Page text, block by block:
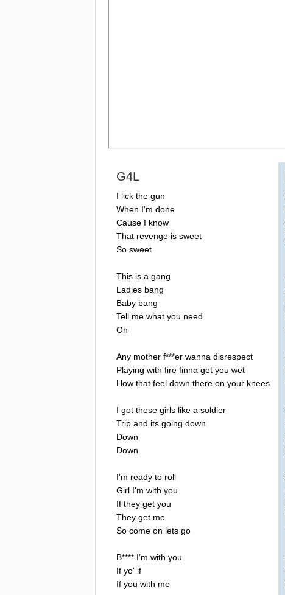
G4L
I lick the gun
When I'm done
Cause I know
That revenge is sweet
So sweet
This is a gang
Ladies bang
Baby bang
Tell me what you need
Oh
Any mother f***er wanna disrespect
Playing with fire finna get you wet
How that feel down there on your knees
I got these girls like a soldier
Trip and its going down
Down
Down
I'm ready to roll
Girl I'm with you
If they get you
They get me
So come on lets go
B**** I'm with you
If yo' if
If you with me